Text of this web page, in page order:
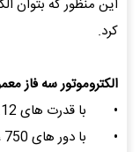
این منظور که بتوان
کرد.
الکتروموتور سه فاز
•
با قدرت های 0.12 تا 650 کیلو وات تولید می شوند.
•
با دور های 750 ، 1000، 1500 و 3000